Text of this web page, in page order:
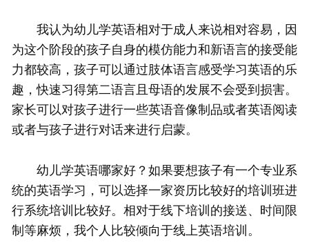
我认为幼儿学英语相对于成人来说相对容易，因
为这个阶段的孩子自身的模仿能力和新语言的接受能
力都较高，孩子可以通过肢体语言感受学习英语的乐
趣，快速习得第二语言且母语的发展不会受到损害。
家长可以对孩子进行一些英语音像制品或者英语阅读
或者与孩子进行对话来进行启蒙。
幼儿学英语哪家好？如果要想孩子有一个专业系
统的英语学习，可以选择一家资历比较好的培训班进
行系统培训比较好。相对于线下培训的接送、时间限
制等麻烦，我个人比较倾向于线上英语培训。